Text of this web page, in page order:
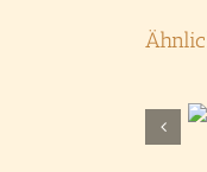
Dorfbrunnen